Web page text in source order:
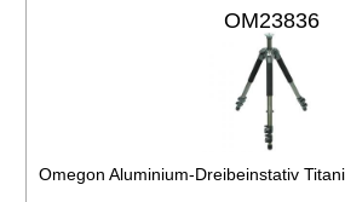
OM23836
Omegon Aluminium-Dreibeinstativ